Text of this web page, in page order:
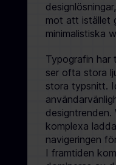
mot att istället
minimalistiska
Typografin har
ser ofta stora
stora typsnitt.
designtrenden.
komplexa
navigeringen
I framtiden